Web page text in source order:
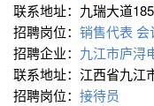
联系地址：九瑞大道
招聘岗位： 销售代表 会
招聘企业： 九江市庐浔
联系地址：江西省九江
招聘岗位： 接待员